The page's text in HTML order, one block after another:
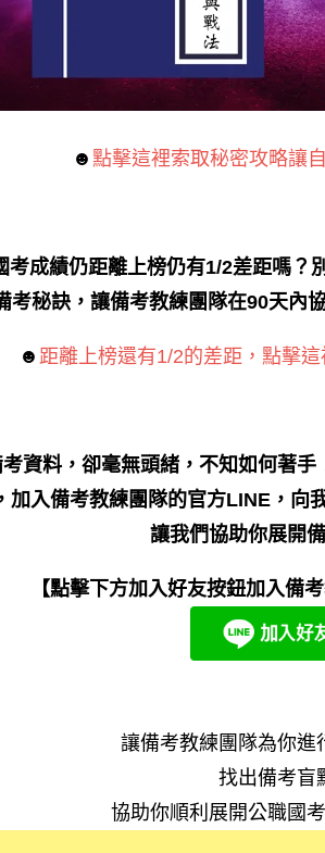
☻ 點擊這裡索取秘密攻略讓
考成績仍距離上榜仍有1/2差距嗎？
考秘訣，讓備考教練團隊在90天內
☻ 距離上榜還有1/2的差距，點擊
資料，卻毫無頭緒，不知如何著
加入備考教練團隊的官方LINE，向
讓我們協助你展開
【點擊下方加入好友按鈕加入備
讓備考教練團隊為你進
找出備考盲
協助你順利展開公職國